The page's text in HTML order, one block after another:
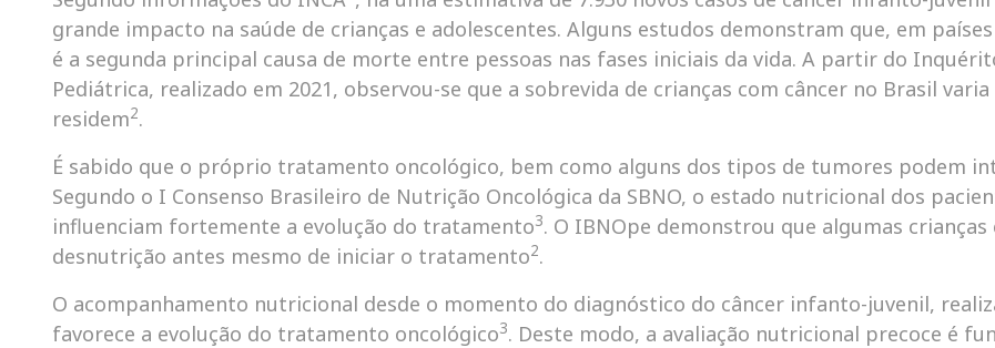
grande impacto na saúde de crianças e adolescentes. Alguns estudos demonstram que, em
é a segunda principal causa de morte entre pessoas nas fases iniciais da vida. A partir do
Pediátrica, realizado em 2021, observou-se que a sobrevida de crianças com câncer no Brasil
residem2.
É sabido que o próprio tratamento oncológico, bem como alguns dos tipos de tumores podem
Segundo o I Consenso Brasileiro de Nutrição Oncológica da SBNO, o estado nutricional dos
influenciam fortemente a evolução do tratamento3. O IBNOpe demonstrou que algumas
desnutrição antes mesmo de iniciar o tratamento2.
O acompanhamento nutricional desde o momento do diagnóstico do câncer infanto-juvenil,
favorece a evolução do tratamento oncológico3. Deste modo, a avaliação nutricional precoce é